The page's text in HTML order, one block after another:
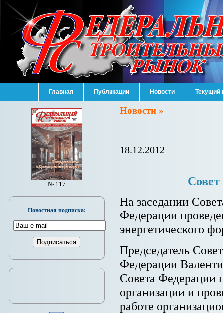
Главная Публикации Новости Текущий
Новости »
18.12.2012
На заседании
Федерации
энергетического
Председатель
Федерации
Совета Федерации
организации и
работе
№ 117
Новостная подписка: